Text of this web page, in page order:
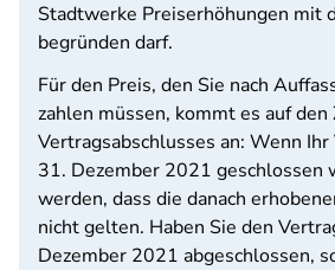
Stadtwerke Preiserhöhungen mit
begründen darf.
Für den Preis, den Sie nach
zahlen müssen, kommt es auf
Vertragsabschlusses an: Wenn
31. Dezember 2021 geschlossen
werden, dass die danach
nicht gelten. Haben Sie den
Dezember 2021 abgeschlossen,